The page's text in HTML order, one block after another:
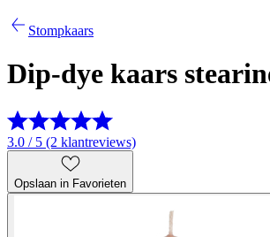
Stompkaars
Dip-dye kaars
3.0 / 5 (2 klantreviews)
Opslaan in Favorieten